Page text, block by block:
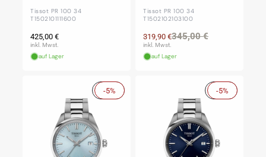
Tissot PR 100 34
T1502101111600
Normaler
Preis
425,00 €
inkl. Mwst.
auf Lager
Tissot PR 100 34
T1502102103100
Normaler
345,00 €
319,90 €
inkl. Mwst.
auf Lager
Sale
-5% Sale
-5%